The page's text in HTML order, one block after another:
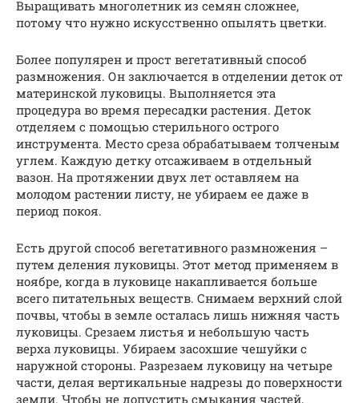
Выращивать многолетник из семян сложнее,
потому что нужно искусственно опылять цветки.
Более популярен и прост вегетативный способ
размножения. Он заключается в отделении деток от
материнской луковицы. Выполняется эта
процедура во время пересадки растения. Деток
отделяем с помощью стерильного острого
инструмента. Место среза обрабатываем толченым
углем. Каждую детку отсаживаем в отдельный
вазон. На протяжении двух лет оставляем на
молодом растении листу, не убираем ее даже в
период покоя.
Есть другой способ вегетативного размножения –
путем деления луковицы. Этот метод применяем в
ноябре, когда в луковице накапливается больше
всего питательных веществ. Снимаем верхний слой
почвы, чтобы в земле осталась лишь нижняя часть
луковицы. Срезаем листья и небольшую часть
верха луковицы. Убираем засохшие чешуйки с
наружной стороны. Разрезаем луковицу на четыре
части, делая вертикальные надрезы до поверхности
земли. Чтобы не допустить смыкания частей,